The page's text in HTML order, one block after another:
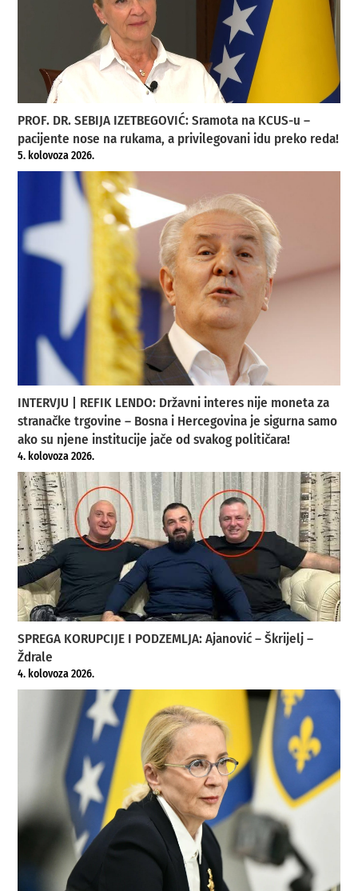
PROF. DR. SEBIJA IZETBEGOVIĆ: Sramota na KCUS-u –
pacijente nose na rukama, a privilegovani idu preko reda!
5. kolovoza 2026.
INTERVJU | REFIK LENDO: Državni interes nije moneta za
stranačke trgovine – Bosna i Hercegovina je sigurna samo
ako su njene institucije jače od svakog političara!
4. kolovoza 2026.
SPREGA KORUPCIJE I PODZEMLJA: Ajanović – Škrijelj –
Ždrale
4. kolovoza 2026.